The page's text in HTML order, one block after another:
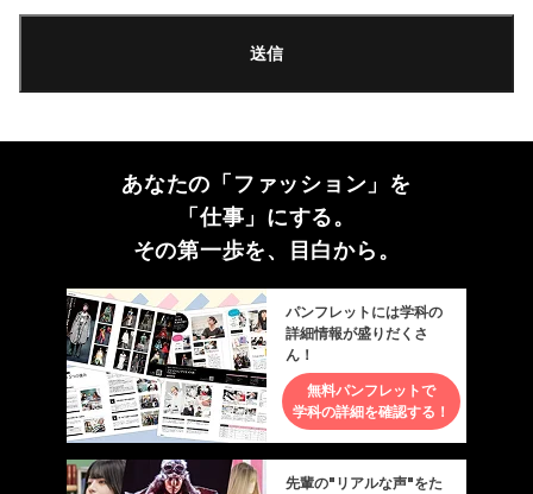
あなたの「ファッション」を
「仕事」にする。
その第一歩を、目白から。
パンフレットには学科の
詳細情報が盛りだくさ
ん！
無料パンフレットで
学科の詳細を確認する！
先輩の"リアルな声"をた